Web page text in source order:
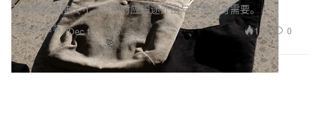
Fashion 时装
备有两款便携尺寸，轻松对应短途外出与日常随身需要。
Dec 16, 2025 1.3K 0